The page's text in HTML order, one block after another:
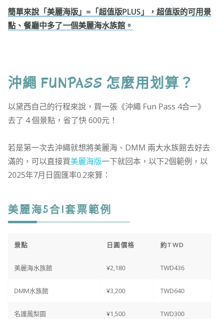
簡單來說「美麗海版」=「超值版PLUS」，超值版的可用景
點、餐廳中多了一個美麗海水族館。
沖繩 FUNPASS 怎麼用划算？
以黛西自己的行程來說，買一張《沖繩 Fun Pass 4合一》
去了 4 個景點，省了快 600元！
若是第一次去沖繩就想將美麗海、DMM 兩大水族館去好去
滿的，可以直接買美麗海版一下就回本，以下2個範例，以
2025年7月日圓匯率0.2來算：
美麗海5合1套票範例
景點 日圓價格 約TWD
美麗海水族館 ¥2,180 TWD436
DMM水族館 ¥3,200 TWD640
名護鳳梨園 ¥1,500 TWD300